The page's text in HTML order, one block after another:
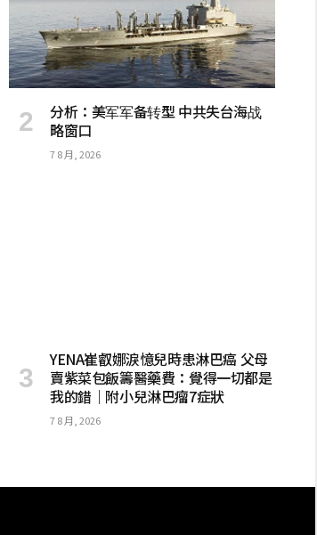
分析：美军军备转型 中共失台海战
略窗口
7 8 月, 2026
YENA崔叡娜淚憶兒時患淋巴癌 父母
賣紫菜包飯籌醫藥費：覺得一切都是
我的錯｜附小兒淋巴瘤7症狀
7 8 月, 2026